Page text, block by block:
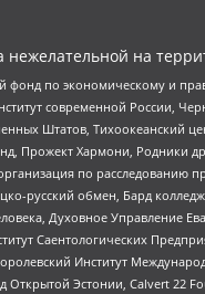
на
по экономическому и
современной России,
Штатов, Тихоокеанский
Прожект Хармони, Родники
по расследованию
русский обмен, Бард
Духовное Управление
Саентологических
Институт
Эстонии, Calvert 22